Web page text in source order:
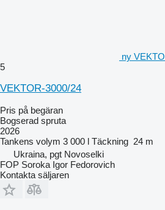
ny
5
VEKTOR-3000/24
Pris på begäran
Bogserad spruta
2026
Tankens volym 3 000 l Täckning 24 m
Ukraina, pgt Novoselki
FOP Soroka Igor Fedorovich
Kontakta säljaren